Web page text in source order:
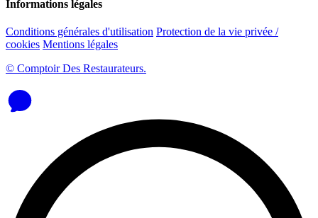
Informations légales
Conditions générales d'utilisation Protection de la vie privée /
cookies Mentions légales
© Comptoir Des Restaurateurs.